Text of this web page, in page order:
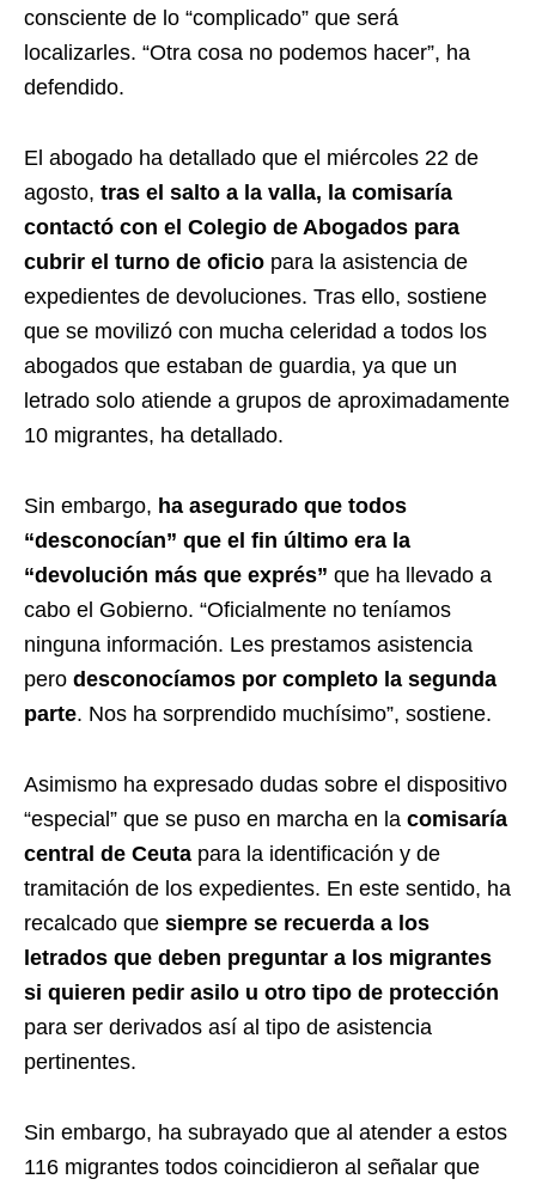
consciente de lo “complicado” que será
localizarles. “Otra cosa no podemos hacer”, ha
defendido.
El abogado ha detallado que el miércoles 22 de
agosto, tras el salto a la valla, la comisaría
contactó con el Colegio de Abogados para
cubrir el turno de oficio para la asistencia de
expedientes de devoluciones. Tras ello, sostiene
que se movilizó con mucha celeridad a todos los
abogados que estaban de guardia, ya que un
letrado solo atiende a grupos de aproximadamente
10 migrantes, ha detallado.
Sin embargo, ha asegurado que todos
“desconocían” que el fin último era la
“devolución más que exprés” que ha llevado a
cabo el Gobierno. “Oficialmente no teníamos
ninguna información. Les prestamos asistencia
pero desconocíamos por completo la segunda
parte. Nos ha sorprendido muchísimo”, sostiene.
Asimismo ha expresado dudas sobre el dispositivo
“especial” que se puso en marcha en la comisaría
central de Ceuta para la identificación y de
tramitación de los expedientes. En este sentido, ha
recalcado que siempre se recuerda a los
letrados que deben preguntar a los migrantes
si quieren pedir asilo u otro tipo de protección
para ser derivados así al tipo de asistencia
pertinentes.
Sin embargo, ha subrayado que al atender a estos
116 migrantes todos coincidieron al señalar que